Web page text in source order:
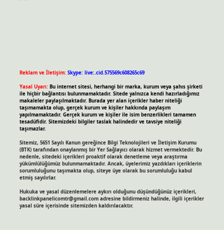
Reklam ve İletişim: Skype: live:.cid.575569c608265c69
Yasal Uyarı: Bu internet sitesi, herhangi bir marka, kurum veya şahıs şirketi
ile hiçbir bağlantısı bulunmamaktadır. Sitede yalnızca kendi hazırladığımız
makaleler paylaşılmaktadır. Burada yer alan içerikler haber niteliği
taşımamakta olup, gerçek kurum ve kişiler hakkında paylaşım
yapılmamaktadır. Gerçek kurum ve kişiler ile isim benzerlikleri tamamen
tesadüfidir. Sitemizdeki bilgiler taslak halindedir ve tavsiye niteliği
taşımazlar.
Sitemiz, 5651 Sayılı Kanun gereğince Bilgi Teknolojileri ve İletişim Kurumu
(BTK) tarafından onaylanmış bir Yer Sağlayıcı olarak hizmet vermektedir. Bu
nedenle, sitedeki içerikleri proaktif olarak denetleme veya araştırma
yükümlülüğümüz bulunmamaktadır. Ancak, üyelerimiz yazdıkları içeriklerin
sorumluluğunu taşımakta olup, siteye üye olarak bu sorumluluğu kabul
etmiş sayılırlar.
Hukuka ve yasal düzenlemelere aykırı olduğunu düşündüğünüz içerikleri,
backlinkpanelicomtr@gmail.comadresine bildirmeniz halinde, ilgili içerikler
yasal süre içerisinde sitemizden kaldırılacaktır.